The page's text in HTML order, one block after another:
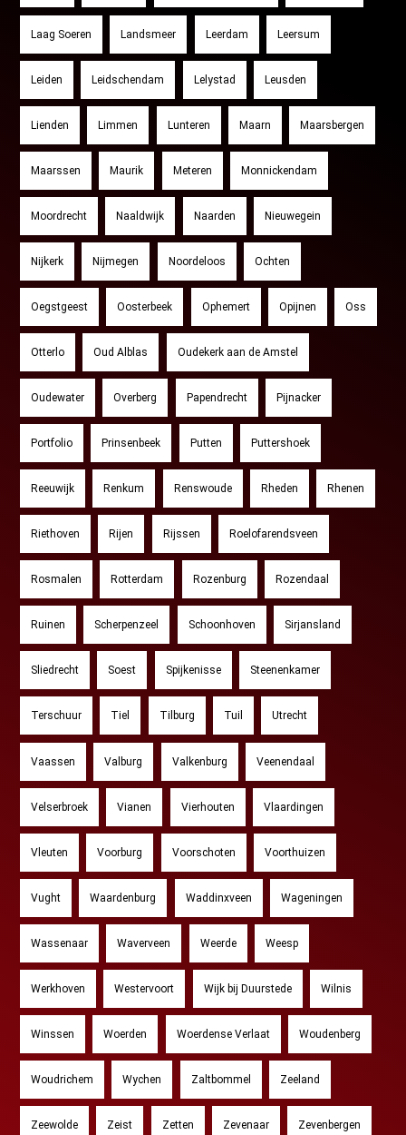
Laag Soeren Landsmeer Leerdam Leersum
Leiden Leidschendam Lelystad Leusden
Lienden Limmen Lunteren Maarn Maarsbergen
Maarssen Maurik Meteren Monnickendam
Moordrecht Naaldwijk Naarden Nieuwegein
Nijkerk Nijmegen Noordeloos Ochten
Oegstgeest Oosterbeek Ophemert Opijnen Oss
Otterlo Oud Alblas Oudekerk aan de Amstel
Oudewater Overberg Papendrecht Pijnacker
Portfolio Prinsenbeek Putten Puttershoek
Reeuwijk Renkum Renswoude Rheden Rhenen
Riethoven Rijen Rijssen Roelofarendsveen
Rosmalen Rotterdam Rozenburg Rozendaal
Ruinen Scherpenzeel Schoonhoven Sirjansland
Sliedrecht Soest Spijkenisse Steenenkamer
Terschuur Tiel Tilburg Tuil Utrecht
Vaassen Valburg Valkenburg Veenendaal
Velserbroek Vianen Vierhouten Vlaardingen
Vleuten Voorburg Voorschoten Voorthuizen
Vught Waardenburg Waddinxveen Wageningen
Wassenaar Waverveen Weerde Weesp
Werkhoven Westervoort Wijk bij Duurstede Wilnis
Winssen Woerden Woerdense Verlaat Woudenberg
Woudrichem Wychen Zaltbommel Zeeland
Zeewolde Zeist Zetten Zevenaar Zevenbergen